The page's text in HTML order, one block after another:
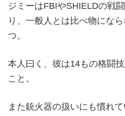
ジミーはFBIやSHIELDの戦
り、一般人とは比べ物にな
つ。
本人曰く、彼は14もの格闘
こと。
また銃火器の扱いにも慣れて